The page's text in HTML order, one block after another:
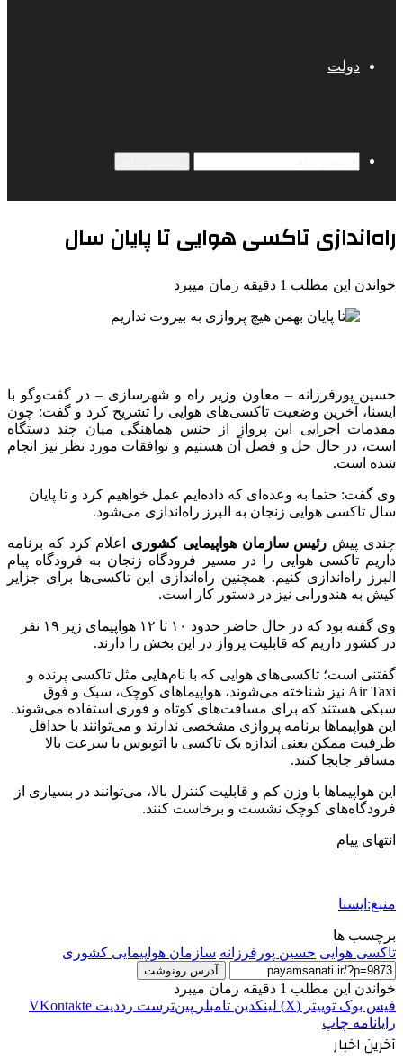
دولت
راه‌اندازی تاکسی‌ هوایی تا پایان سال
خواندن این مطلب 1 دقیقه زمان میبرد
حسین پورفرزانه – معاون وزیر راه و شهرسازی – در گفت‌وگو با
ایسنا، آخرین وضعیت تاکسی‌های هوایی را تشریح کرد و گفت: چون
مقدمات اجرایی این پرواز از جنس هماهنگی میان چند دستگاه
است، در حال حل و فصل آن هستیم و توافقات مورد نظر نیز انجام
شده است.
وی گفت: حتما به وعده‌ای که داده‌ایم عمل خواهیم کرد و تا پایان
سال تاکسی هوایی زنجان به البرز راه‌اندازی می‌شود.
چندی پیش رئیس سازمان هواپیمایی کشوری اعلام کرد که برنامه
داریم تاکسی هوایی را در مسیر فرودگاه زنجان به فرودگاه پیام
البرز راه‌اندازی کنیم. همچنین راه‌اندازی این تاکسی‌ها برای جزایر
کیش به هندورابی نیز در دستور کار است.
وی گفته بود که در حال حاضر حدود ۱۰ تا ۱۲ هواپیمای زیر ۱۹ نفر
در کشور داریم که قابلیت پرواز در این بخش را دارند.
گفتنی است؛ تاکسی‌های هوایی که با نام‌هایی مثل تاکسی پرنده و
Air Taxi نیز شناخته می‌شوند، هواپیماهای کوچک، سبک و فوق
سبکی هستند که برای مسافت‌های کوتاه و فوری استفاده می‌شوند.
این هواپیماها برنامه پروازی مشخصی ندارند و می‌توانند با حداقل
ظرفیت ممکن یعنی اندازه یک تاکسی یا اتوبوس با سرعت بالا
مسافر جابجا کنند.
این هواپیماها با وزن کم و قابلیت کنترل بالا، می‌توانند در بسیاری از
فرودگاه‌های کوچک نشست و برخاست کنند.
انتهای پیام
منبع:ایسنا
برچسب ها
تاکسی هوایی حسین پورفرزانه سازمان هواپیمایی کشوری
آدرس رونوشت
خواندن این مطلب 1 دقیقه زمان میبرد
فیس بوک توییتر (X) لینکدین ‫تامبلر ‫پین‌ترست ‫رددیت ‫VKontakte
رایانامه چاپ
آخرین اخبار